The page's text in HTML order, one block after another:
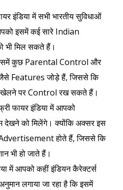
इंडिया में सभी भारतीय सुविधाओं
इसमें कई सारे Indian
मिल सकते हैं।
कुछ Parental Control और
Features जोड़े हैं, जिससे कि
खेलने पर Control रख सकते हैं।
फायर इंडिया में आपको
को मिलेंगे। क्योंकि अक्सर इस
होते हैं, जिससे कि
भी हो जाते हैं।
में आपको कहीं इंडियन कैरेक्टर्स
लगाया जा रहा है कि इसमें